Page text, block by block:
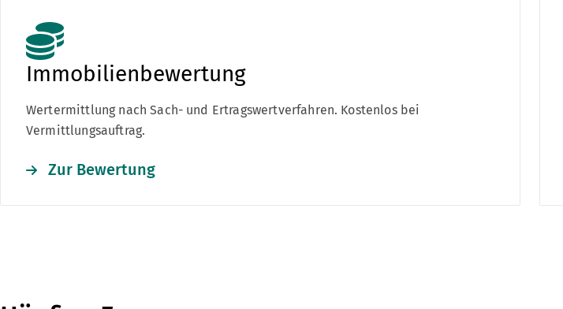
Immobilienbewertung
Wertermittlung nach Sach- und Ertragswertverfahren. Kostenlos bei
Vermittlungsauftrag.
Zur Bewertung